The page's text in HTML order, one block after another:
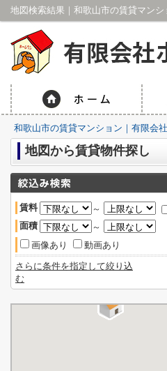
地図検索結果｜和歌山市の賃貸マン
和歌山市の賃貸マンション｜有限会
地図から賃貸物件探し
賃料 ～
面積
～
画像あり
動画あり
さらに条件を指定して絞り込
む